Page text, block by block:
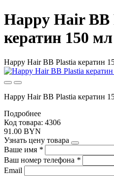
Happy Hair BB
кератин 150 мл
Happy Hair BB Plastia кератин
Happy Hair BB Plastia кератин
Подробнее
Код товара: 4306
91.00 BYN
Узнать цену товара
Ваше имя *
Ваш номер телефона *
Email